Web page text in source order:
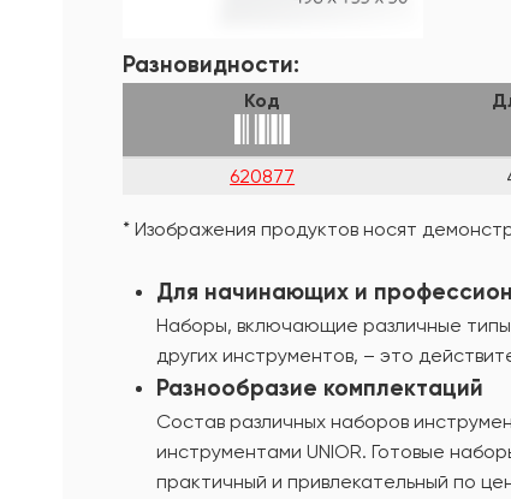
Разновидности:
Код
620877
* Изображения продуктов носят
Для начинающих и
Наборы, включающие различные типы
других инструментов, – это
Разнообразие комплектаций
Состав различных наборов
инструментами UNIOR. Готовые
практичный и привлекательный по